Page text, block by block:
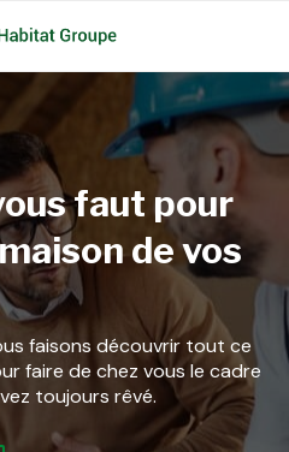
faut pour
de vos
faisons découvrir tout ce
faire de chez vous le cadre
toujours rêvé.